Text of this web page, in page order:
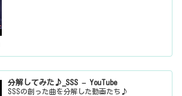
分解してみた♪_SSS – YouTube
SSSの創った曲を分解した動画たち♪